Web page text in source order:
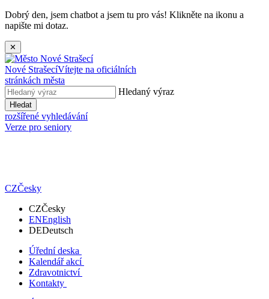
Dobrý den, jsem chatbot a jsem tu pro vás! Klikněte na ikonu a
napište mi dotaz.
✕
Nové StrašecíVítejte na oficiálních
stránkách města
Hledaný výraz
Hledat
rozšířené vyhledávání
Verze pro seniory
CZČesky
CZČesky
ENEnglish
DEDeutsch
Úřední deska
Kalendář akcí
Zdravotnictví
Kontakty